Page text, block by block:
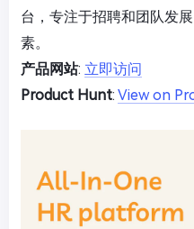
台，专注于招聘和团队发
素。
产品网站: 立即访问
Product Hunt: View on